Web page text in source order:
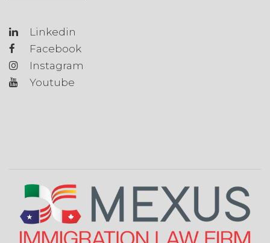
Linkedin
Facebook
Instagram
Youtube